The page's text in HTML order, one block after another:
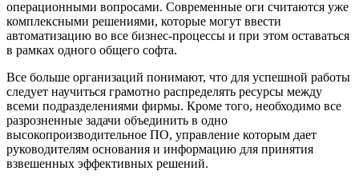
операционными вопросами. Современные оги считаются уже
комплексными решениями, которые могут ввести
автоматизацию во все бизнес-процессы и при этом оставаться
в рамках одного общего софта.
Все больше организаций понимают, что для успешной работы
следует научиться грамотно распределять ресурсы между
всеми подразделениями фирмы. Кроме того, необходимо все
разрозненные задачи объединить в одно
высокопроизводительное ПО, управление которым дает
руководителям основания и информацию для принятия
взвешенных эффективных решений.